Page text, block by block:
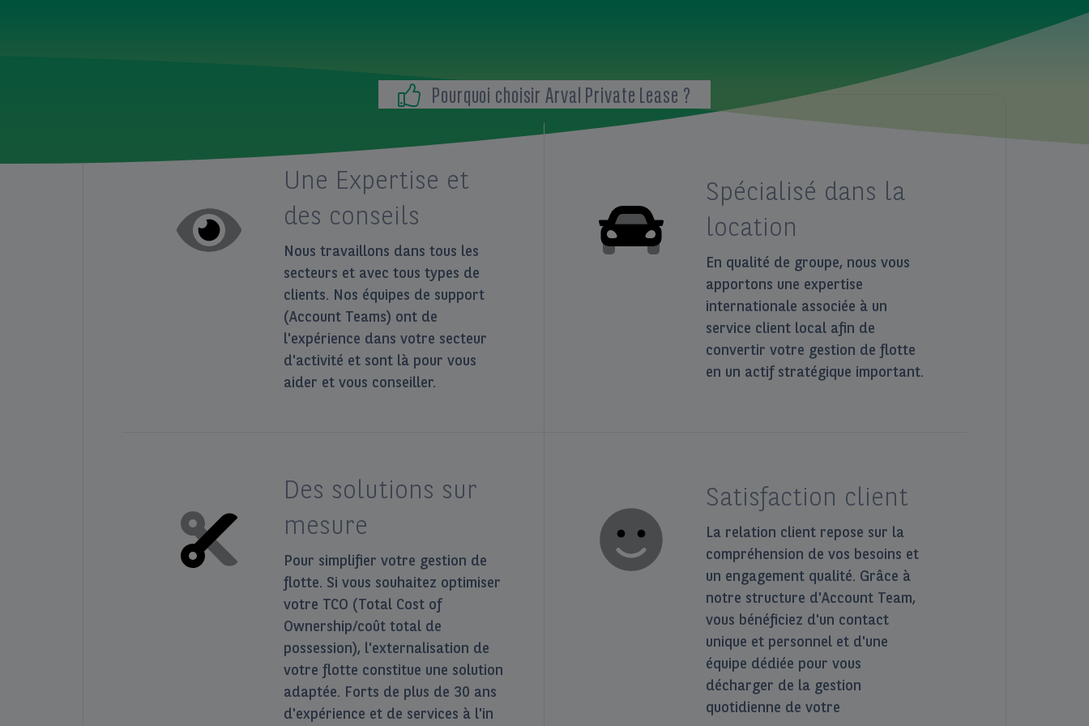
Pourquoi choisir Arval Private Lease ?
Une Expertise et
des conseils
Nous travaillons dans tous les
secteurs et avec tous types de
clients. Nos équipes de support
(Account Teams) ont de
l'expérience dans votre secteur
d'activité et sont là pour vous
aider et vous conseiller.
Spécialisé dans la
location
En qualité de groupe, nous vous
apportons une expertise
internationale associée à un
service client local afin de
convertir votre gestion de flotte
en un actif stratégique important.
Des solutions sur
mesure
Pour simplifier votre gestion de
flotte. Si vous souhaitez optimiser
votre TCO (Total Cost of
Ownership/coût total de
possession), l'externalisation de
votre flotte constitue une solution
adaptée. Forts de plus de 30 ans
d'expérience et de services à l'in
Satisfaction client
La relation client repose sur la
compréhension de vos besoins et
un engagement qualité. Grâce à
notre structure d'Account Team,
vous bénéficiez d'un contact
unique et personnel et d'une
équipe dédiée pour vous
décharger de la gestion
quotidienne de votre